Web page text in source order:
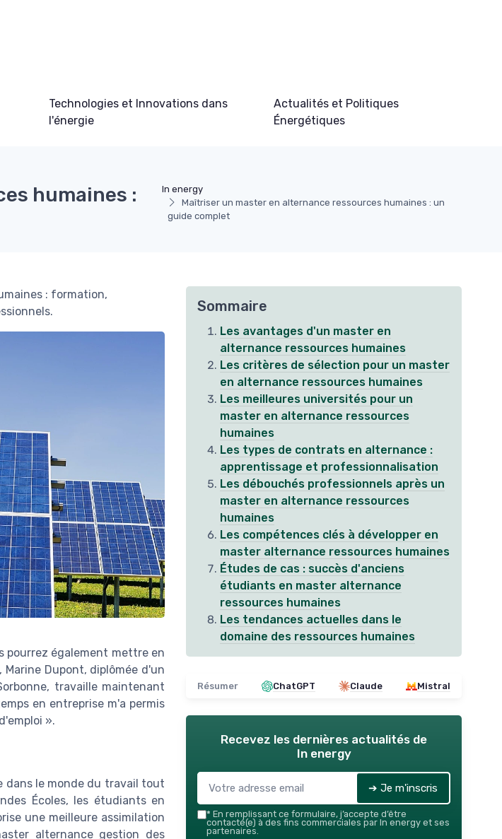
Technologies et Innovations dans
l'énergie
Actualités et Politiques
Énergétiques
In energy
Maîtriser un master en alternance ressources humaines : un
guide complet
humaines :
: formation,
pourrez également mettre en
Dupont, diplômée d'un
travaille maintenant
en entreprise m'a permis
».
dans le monde du travail tout
Écoles, les étudiants en
une meilleure assimilation
alternance gestion des
Sommaire
Les avantages d'un master en
alternance ressources humaines
Les critères de sélection pour un master
en alternance ressources humaines
Les meilleures universités pour un
master en alternance ressources
humaines
Les types de contrats en alternance :
apprentissage et professionnalisation
Les débouchés professionnels après un
master en alternance ressources
humaines
Les compétences clés à développer en
master alternance ressources humaines
Études de cas : succès d'anciens
étudiants en master alternance
ressources humaines
Les tendances actuelles dans le
domaine des ressources humaines
Résumer ChatGPT Claude Mistral
Recevez les dernières actualités de
In energy
➔ Je m'inscris
* En remplissant ce formulaire, j’accepte d’être
contacté(e) à des fins commerciales par In energy et ses
partenaires.